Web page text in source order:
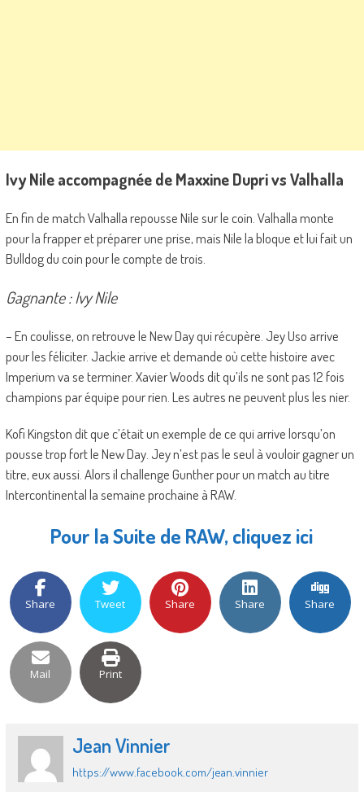
Ivy Nile accompagnée de Maxxine Dupri vs Valhalla
En fin de match Valhalla repousse Nile sur le coin. Valhalla monte
pour la frapper et préparer une prise, mais Nile la bloque et lui fait un
Bulldog du coin pour le compte de trois.
Gagnante : Ivy Nile
– En coulisse, on retrouve le New Day qui récupère. Jey Uso arrive
pour les féliciter. Jackie arrive et demande où cette histoire avec
Imperium va se terminer. Xavier Woods dit qu’ils ne sont pas 12 fois
champions par équipe pour rien. Les autres ne peuvent plus les nier.
Kofi Kingston dit que c’était un exemple de ce qui arrive lorsqu’on
pousse trop fort le New Day. Jey n’est pas le seul à vouloir gagner un
titre, eux aussi. Alors il challenge Gunther pour un match au titre
Intercontinental la semaine prochaine à RAW.
Pour la Suite de RAW, cliquez ici
Share Tweet Share Share Share
Mail Print
Jean Vinnier
https://www.facebook.com/jean.vinnier